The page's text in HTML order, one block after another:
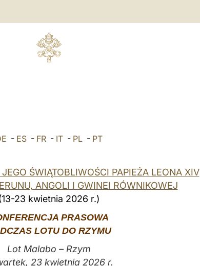
- ES- FR- IT- PL- PT
ŚWIĄTOBLIWOŚCI PAPIEŻA LEONA XIV
ANGOLI I GWINEI RÓWNIKOWEJ
23 kwietnia 2026 r.)
PRASOWA
LOTU DO RZYMU
Lot Malabo – Rzym
23 kwietnia 2026 r.